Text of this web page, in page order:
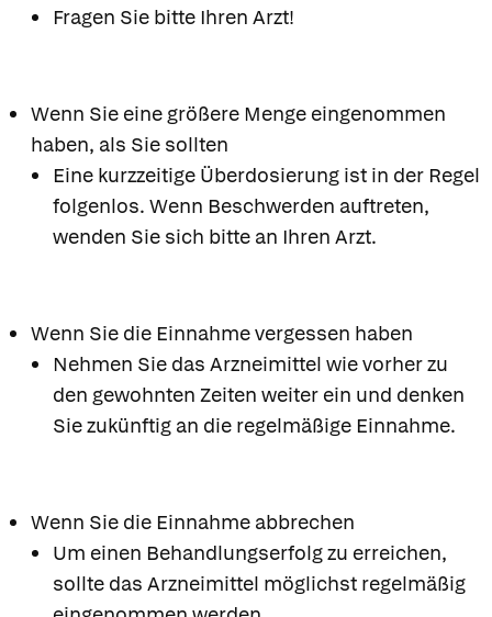
Fragen Sie bitte Ihren Arzt!
Wenn Sie eine größere Menge eingenommen
haben, als Sie sollten
Eine kurzzeitige Überdosierung ist in der Regel
folgenlos. Wenn Beschwerden auftreten,
wenden Sie sich bitte an Ihren Arzt.
Wenn Sie die Einnahme vergessen haben
Nehmen Sie das Arzneimittel wie vorher zu
den gewohnten Zeiten weiter ein und denken
Sie zukünftig an die regelmäßige Einnahme.
Wenn Sie die Einnahme abbrechen
Um einen Behandlungserfolg zu erreichen,
sollte das Arzneimittel möglichst regelmäßig